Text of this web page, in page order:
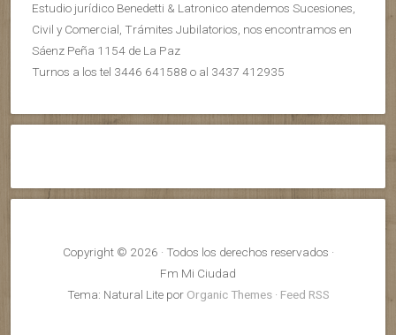
Estudio jurídico Benedetti & Latronico atendemos Sucesiones,
Civil y Comercial, Trámites Jubilatorios, nos encontramos en
Sáenz Peña 1154 de La Paz
Turnos a los tel 3446 641588 o al 3437 412935
Copyright © 2026 · Todos los derechos reservados ·
Fm Mi Ciudad
Tema: Natural Lite por Organic Themes· Feed RSS